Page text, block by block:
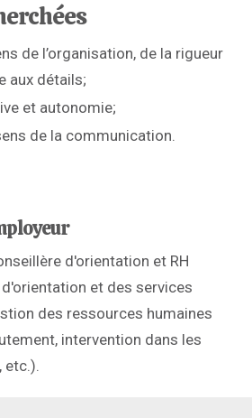
de l’organisation, de la rigueur
aux détails;
et autonomie;
de la communication.
d'orientation et RH
et des services
des ressources humaines
intervention dans les